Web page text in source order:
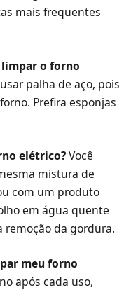
mais frequentes
limpar o forno
palha de aço, pois
Prefira esponjas
elétrico?Você
mistura de
com um produto
em água quente
da gordura.
meu forno
após cada uso,